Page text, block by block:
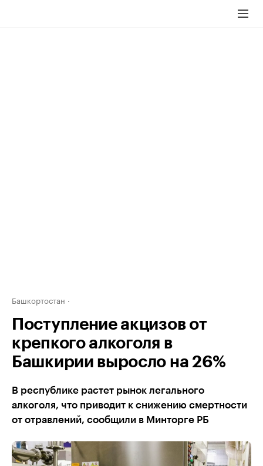
Башкортостан
Поступление акцизов от
крепкого алкоголя в
Башкирии выросло на 26%
В республике растет рынок легального
алкоголя, что приводит к снижению смертности
от отравлений, сообщили в Минторге РБ